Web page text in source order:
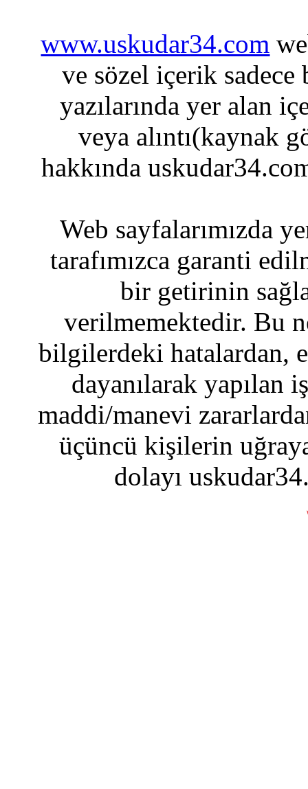
www.uskudar34.com
ve sözel içerik sadece
yazılarında yer alan
veya alıntı(kaynak
hakkında
Web sayfalarımızda
tarafımızca garanti
bir getirinin
verilmemektedir. Bu
bilgilerdeki hatalardan,
dayanılarak yapılan
maddi/manevi
üçüncü kişilerin
dolayı